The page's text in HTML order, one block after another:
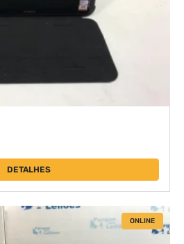
DETALHES
ONLINE